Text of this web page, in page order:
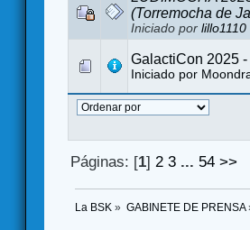
(Torremocha de
Iniciado por lillo1110
GalactiCon 2025
Iniciado por
Páginas: [1] 2 3 ... 54 >>
La BSK » GABINETE DE PRENSA